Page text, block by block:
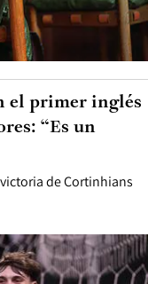
de Cortinhians
el primer inglés
“Es un